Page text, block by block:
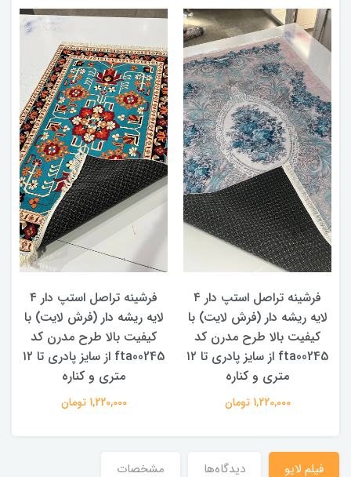
فرشینه تراصل استپ دار ۴
لایه ریشه دار (فرش لایت) با
کیفیت بالا طرح مدرن کد
fta00245 از سایز پادری تا ۱۲
متری و کناره
1,220,000 تومان
فرشینه تراصل استپ دار ۴
لایه ریشه دار (فرش لایت) با
کیفیت بالا طرح مدرن کد
fta00245 از سایز پادری تا ۱۲
متری و کناره
1,220,000 تومان
فیلم لایو دیدگاه‌ها مشخصات